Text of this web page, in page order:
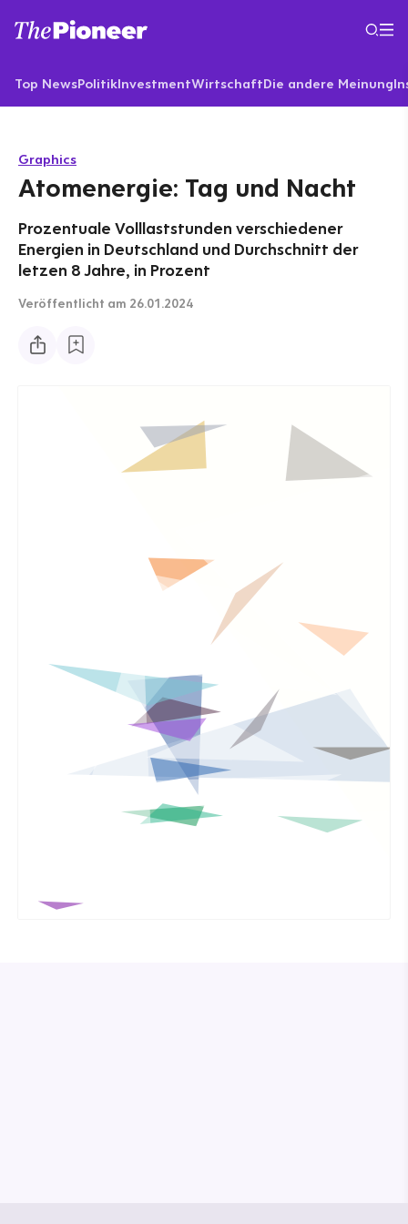
Top NewsPolitikInvestmentWirtschaftDie andere Meinung
Graphics
Atomenergie: Tag und Nacht
Prozentuale Volllaststunden verschiedener
Energien in Deutschland und Durchschnitt der
letzen 8 Jahre, in Prozent
Veröffentlicht am 26.01.2024